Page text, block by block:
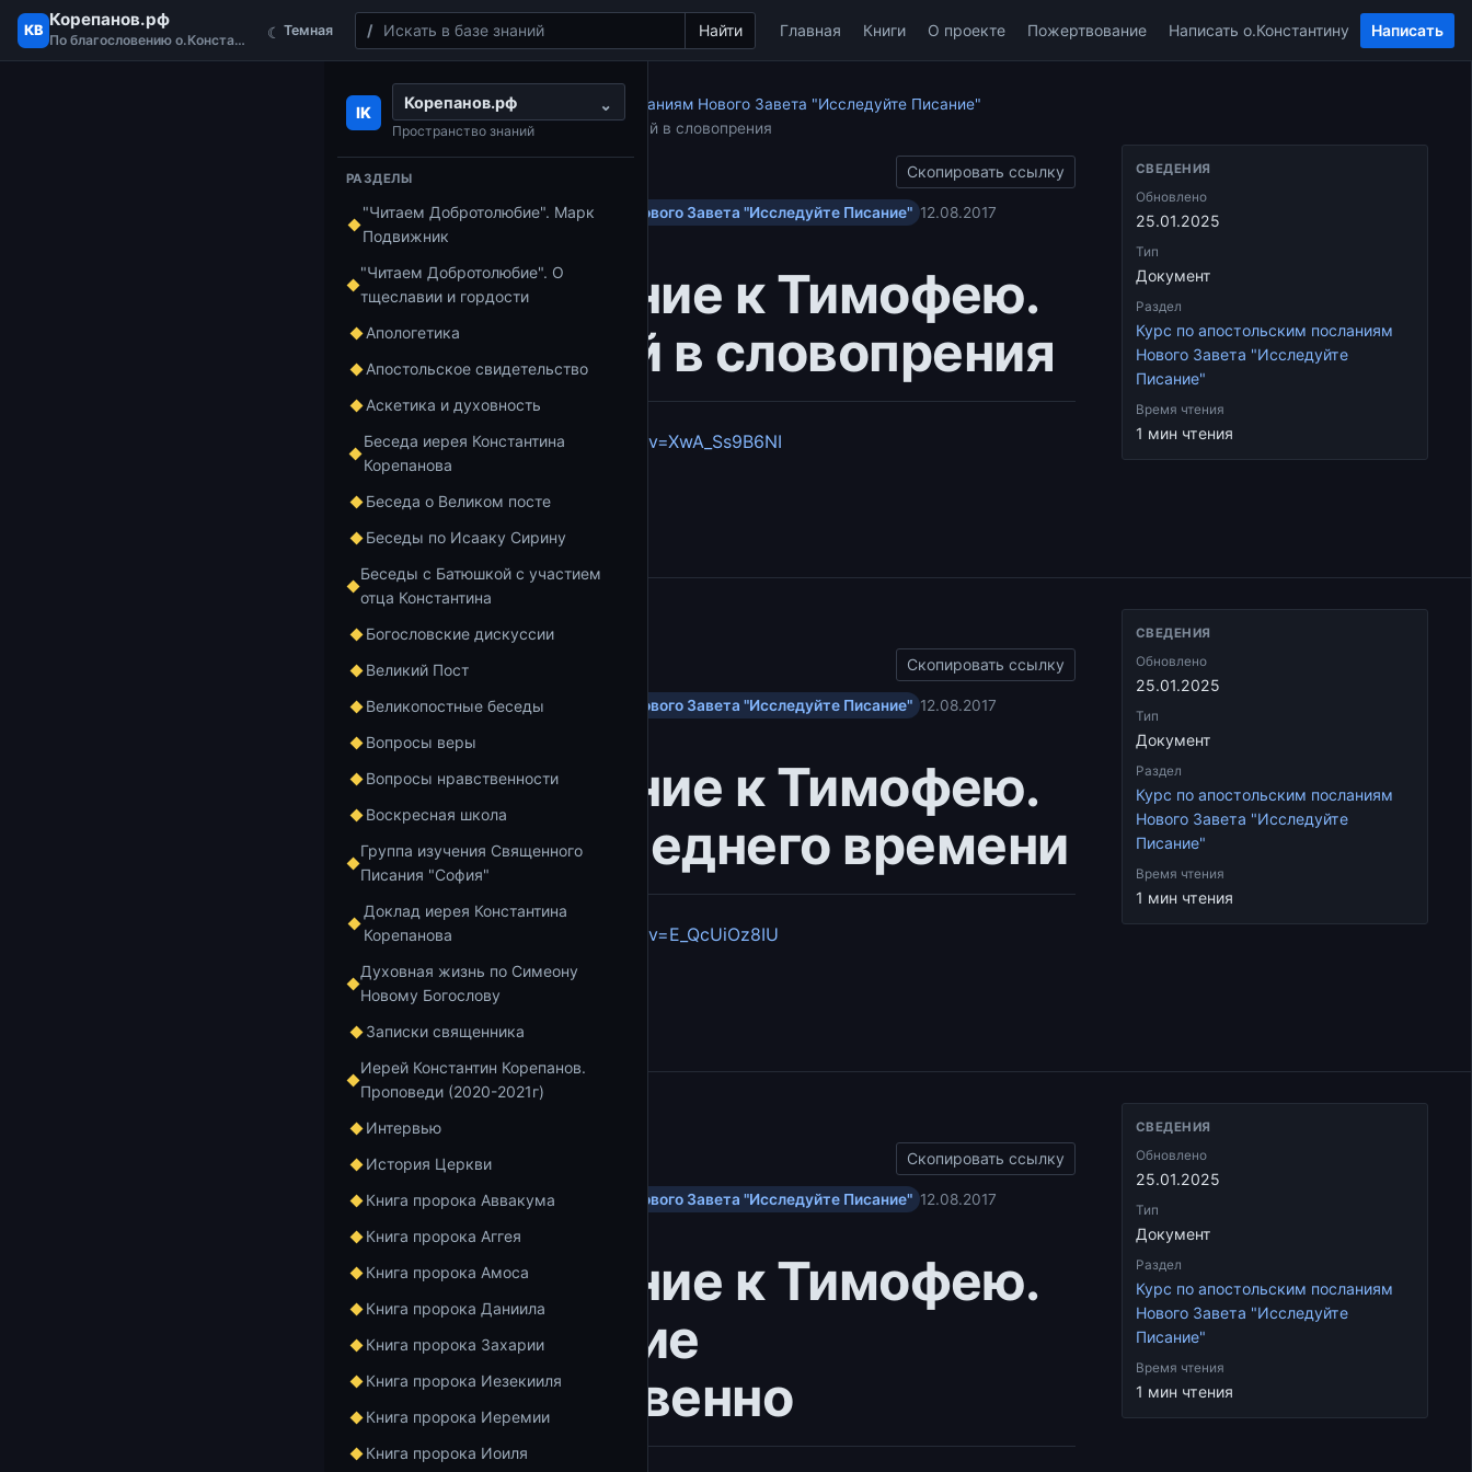
КВ Корепанов.рф
По благословению о.Константина ☾ Темная Поиск Найти Главная Книги О проекте Пожертвование Написать о.Константину Написать
IK
Корепанов.рф ⌄
Пространство знаний
РАЗДЕЛЫ
"Читаем Добротолюбие". Марк
Подвижник
"Читаем Добротолюбие". О
тщеславии и гордости
Апологетика
Апостольское свидетельство
Аскетика и духовность
Беседа иерея Константина
Корепанова
Беседа о Великом посте
Беседы по Исааку Сирину
Беседы с Батюшкой с участием
отца Константина
Богословские дискуссии
Великий Пост
Великопостные беседы
Вопросы веры
Вопросы нравственности
Воскресная школа
Группа изучения Священного
Писания "София"
Доклад иерея Константина
Корепанова
Духовная жизнь по Симеону
Новому Богослову
Записки священника
Иерей Константин Корепанов.
Проповеди (2020-2021г)
Интервью
История Церкви
Книга пророка Аввакума
Книга пророка Аггея
Книга пророка Амоса
Книга пророка Даниила
Книга пророка Захарии
Книга пророка Иезекииля
Книга пророка Иеремии
Книга пророка Иоиля
Главная
Курс по апостольским посланиям Нового Завета "Исследуйте Писание"
2-е Послание к Тимофею. Не вступай в словопрения
Скопировать ссылку
Курс по апостольским посланиям Нового Завета "Исследуйте Писание" 12.08.2017
1 мин чтения
2-е Послание к Тимофею.
Не вступай в словопрения
https://www.youtube.com/watch?v=XwA_Ss9B6NI
СВЕДЕНИЯ
Обновлено
25.01.2025
Тип
Документ
Раздел
Курс по апостольским посланиям
Нового Завета "Исследуйте
Писание"
Время чтения
1 мин чтения
Скопировать ссылку
Курс по апостольским посланиям Нового Завета "Исследуйте Писание" 12.08.2017
2-е Послание к Тимофею.
Люди последнего времени
https://www.youtube.com/watch?v=E_QcUiOz8IU
Добавить в избранное
СВЕДЕНИЯ
Обновлено
25.01.2025
Тип
Документ
Раздел
Курс по апостольским посланиям
Нового Завета "Исследуйте
Писание"
Время чтения
1 мин чтения
Скопировать ссылку
Курс по апостольским посланиям Нового Завета "Исследуйте Писание" 12.08.2017
2-е Послание к Тимофею.
Все Писание
богодухновенно
СВЕДЕНИЯ
Обновлено
25.01.2025
Тип
Документ
Раздел
Курс по апостольским посланиям
Нового Завета "Исследуйте
Писание"
Время чтения
1 мин чтения